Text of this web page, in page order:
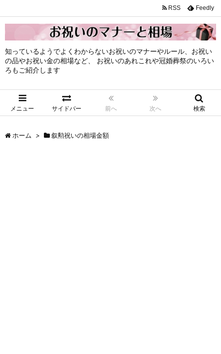
知っているようでよくわからないお祝いのマナーやルール、お祝い
の品やお祝い金の相場など、 お祝いのあれこれや冠婚葬祭のいろい
ろもご紹介します
メニュー サイドバー 前へ 次へ 検索
RSS Feedly
ホーム > 叙勲祝いの相場金額